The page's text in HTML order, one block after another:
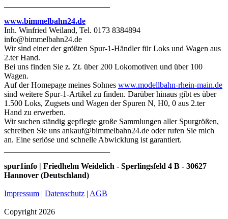
www.bimmelbahn24.de
Inh. Winfried Weiland, Tel. 0173 8384894
info@bimmelbahn24.de
Wir sind einer der größten Spur-1-Händler für Loks und Wagen aus
2.ter Hand.
Bei uns finden Sie z. Zt. über 200 Lokomotiven und über 100
Wagen.
Auf der Homepage meines Sohnes www.modellbahn-rhein-main.de
sind weitere Spur-1-Artikel zu finden. Darüber hinaus gibt es über
1.500 Loks, Zugsets und Wagen der Spuren N, H0, 0 aus 2.ter
Hand zu erwerben.
Wir suchen ständig gepflegte große Sammlungen aller Spurgrößen,
schreiben Sie uns ankauf@bimmelbahn24.de oder rufen Sie mich
an. Eine seriöse und schnelle Abwicklung ist garantiert.
spur1info | Friedhelm Weidelich - Sperlingsfeld 4 B - 30627
Hannover (Deutschland)
Impressum | Datenschutz | AGB
Copyright 2026